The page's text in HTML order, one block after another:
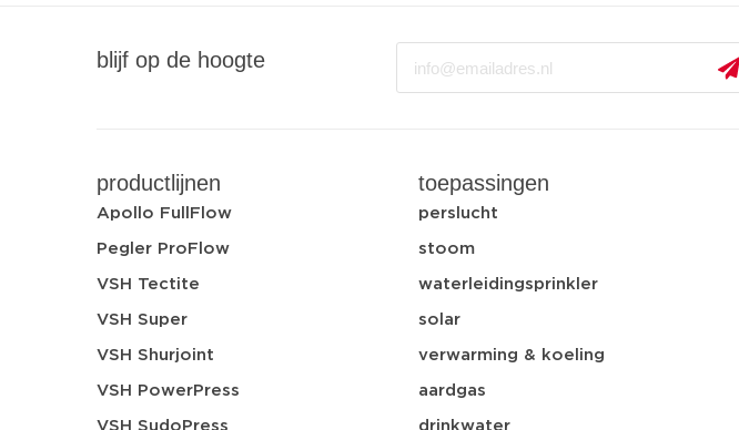
blijf op de hoogte
productlijnen
Apollo FullFlow
Pegler ProFlow
VSH Tectite
VSH Super
VSH Shurjoint
VSH PowerPress
VSH SudoPress
toepassingen
perslucht
stoom
waterleidingsprinkler
solar
verwarming & koeling
aardgas
drinkwater